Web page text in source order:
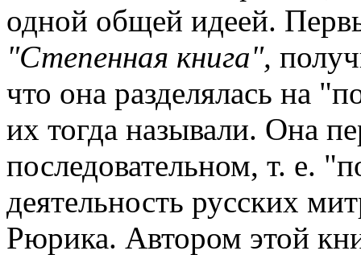
одной общей идеей.
"Степенная книга",
что она разделялась на
их тогда называли. Она
последовательном, т. е.
деятельность русских
Рюрика. Автором этой